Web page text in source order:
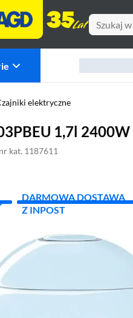
elektryczne
1,7l 2400W
nr kat. 1187611
DARMOWA DOSTAWA
Z INPOST